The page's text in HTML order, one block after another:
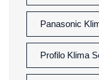
Panasonic
Profilo Klima